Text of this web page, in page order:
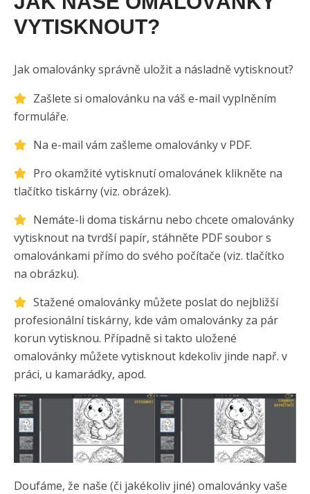
VYTISKNOUT?
Jak omalovánky správně uložit a násladně vytisknout?
Zašlete si omalovánku na váš e-mail vyplněním
formuláře.
Na e-mail vám zašleme omalovánky v PDF.
Pro okamžité vytisknutí omalovánek klikněte na
tlačítko tiskárny (viz. obrázek).
Nemáte-li doma tiskárnu nebo chcete omalovánky
vytisknout na tvrdší papír, stáhněte PDF soubor s
omalovánkami přímo do svého počítače (viz. tlačítko
na obrázku).
Stažené omalovánky můžete poslat do nejbližší
profesionální tiskárny, kde vám omalovánky za pár
korun vytisknou. Případně si takto uložené
omalovánky můžete vytisknout kdekoliv jinde např. v
práci, u kamarádky, apod.
Doufáme, že naše (či jakékoliv jiné) omalovánky vaše